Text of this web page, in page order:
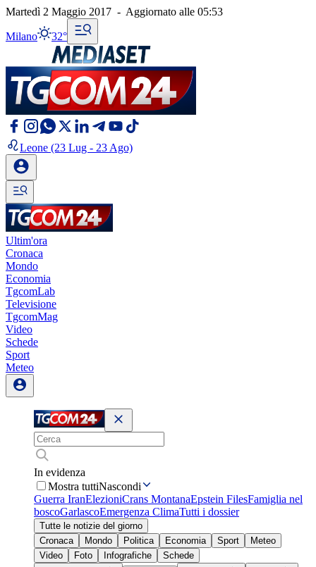
Martedì 2 Maggio 2017 - Aggiornato alle 05:53
Milano 32°
Leone (23 Lug - 23 Ago)
Ultim'ora
Cronaca
Mondo
Economia
TgcomLab
Televisione
TgcomMag
Video
Schede
Sport
Meteo
In evidenza
Mostra tuttiNascondi
Guerra IranElezioniCrans MontanaEpstein FilesFamiglia nel
boscoGarlascoEmergenza ClimaTutti i dossier
Tutte le notizie del giorno
Cronaca
Mondo Politica Economia Sport
Meteo
Video
Foto Infografiche
Schede